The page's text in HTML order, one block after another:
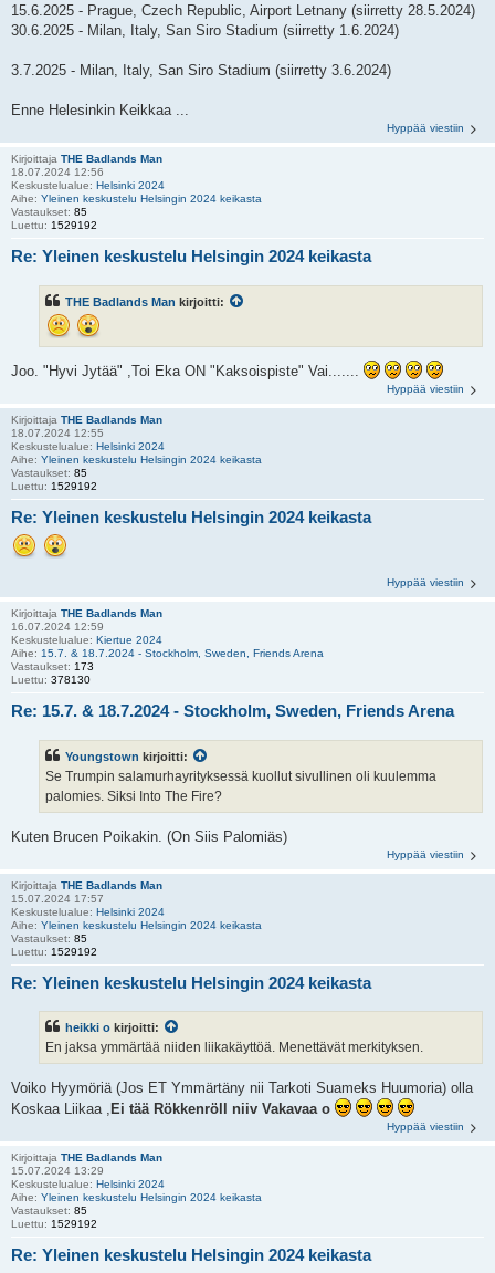
15.6.2025 - Prague, Czech Republic, Airport Letnany (siirretty 28.5.2024)
30.6.2025 - Milan, Italy, San Siro Stadium (siirretty 1.6.2024)
3.7.2025 - Milan, Italy, San Siro Stadium (siirretty 3.6.2024)
Enne Helesinkin Keikkaa ...
Hyppää viestiin
Kirjoittaja THE Badlands Man
18.07.2024 12:56
Keskustelualue: Helsinki 2024
Aihe: Yleinen keskustelu Helsingin 2024 keikasta
Vastaukset: 85
Luettu: 1529192
Re: Yleinen keskustelu Helsingin 2024 keikasta
THE Badlands Man kirjoitti:
Joo. "Hyvi Jytää" ,Toi Eka ON "Kaksoispiste" Vai.......
Hyppää viestiin
Kirjoittaja THE Badlands Man
18.07.2024 12:55
Keskustelualue: Helsinki 2024
Aihe: Yleinen keskustelu Helsingin 2024 keikasta
Vastaukset: 85
Luettu: 1529192
Re: Yleinen keskustelu Helsingin 2024 keikasta
Hyppää viestiin
Kirjoittaja THE Badlands Man
16.07.2024 12:59
Keskustelualue: Kiertue 2024
Aihe: 15.7. & 18.7.2024 - Stockholm, Sweden, Friends Arena
Vastaukset: 173
Luettu: 378130
Re: 15.7. & 18.7.2024 - Stockholm, Sweden, Friends Arena
Youngstown kirjoitti:
Se Trumpin salamurhayrityksessä kuollut sivullinen oli kuulemma
palomies. Siksi Into The Fire?
Kuten Brucen Poikakin. (On Siis Palomiäs)
Hyppää viestiin
Kirjoittaja THE Badlands Man
15.07.2024 17:57
Keskustelualue: Helsinki 2024
Aihe: Yleinen keskustelu Helsingin 2024 keikasta
Vastaukset: 85
Luettu: 1529192
Re: Yleinen keskustelu Helsingin 2024 keikasta
heikki o kirjoitti:
En jaksa ymmärtää niiden liikakäyttöä. Menettävät merkityksen.
Voiko Hyymöriä (Jos ET Ymmärtäny nii Tarkoti Suameks Huumoria) olla
Koskaa Liikaa ,
Ei tää Rökkenröll niiv Vakavaa o
Hyppää viestiin
Kirjoittaja THE Badlands Man
15.07.2024 13:29
Keskustelualue: Helsinki 2024
Aihe: Yleinen keskustelu Helsingin 2024 keikasta
Vastaukset: 85
Luettu: 1529192
Re: Yleinen keskustelu Helsingin 2024 keikasta